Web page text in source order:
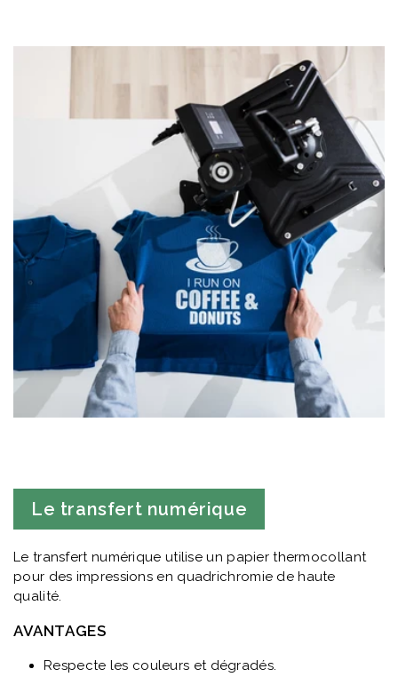
Le transfert numérique
Le transfert numérique utilise un papier thermocollant
pour des impressions en quadrichromie de haute
qualité.
AVANTAGES
Respecte les couleurs et dégradés.